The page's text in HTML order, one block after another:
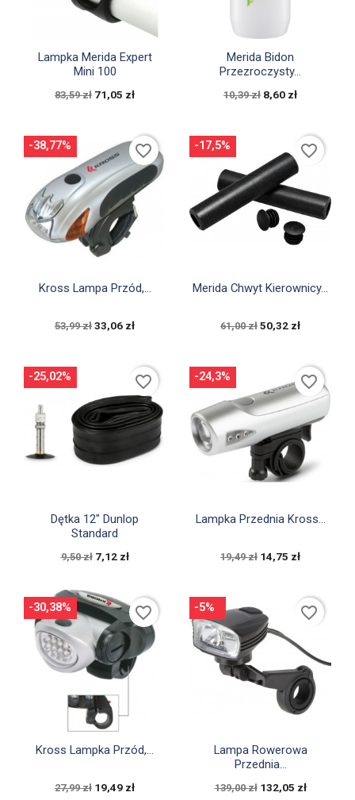
Szybki podgląd
Lampka Merida Expert
Mini 100
83,59 zł 71,05 zł
Szybki podgląd
Merida Bidon
Przezroczysty...
10,39 zł 8,60 zł
Szybki podgląd
Kross Lampa Przód,...
53,99 zł 33,06 zł
-38,77% favorite_border
 Szybki podgląd
Merida Chwyt Kierownicy...
61,00 zł 50,32 zł
-17,5% favorite_border
Szybki podgląd
Dętka 12" Dunlop
Standard
9,50 zł 7,12 zł
-25,02% favorite_border
Szybki podgląd
Lampka Przednia Kross...
19,49 zł 14,75 zł
-24,3% favorite_border
Szybki podgląd
Kross Lampka Przód,...
27,99 zł 19,49 zł
-30,38% favorite_border
Szybki podgląd
Lampa Rowerowa
Przednia...
139,00 zł 132,05 zł
-5% favorite_border